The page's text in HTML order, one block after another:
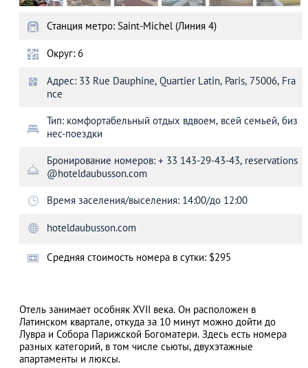
Станция метро: Saint-Michel (Линия 4)
Округ: 6
Адрес: 33 Rue Dauphine, Quartier Latin, Paris, 75006, Fra
nce
Тип: комфортабельный отдых вдвоем, всей семьей, биз
нес-поездки
Бронирование номеров: + 33 143-29-43-43, reservations
@hoteldaubusson.com
Время заселения/выселения: 14:00/до 12:00
hoteldaubusson.com
Cредняя стоимость номера в сутки: $295
Отель занимает особняк XVII века. Он расположен в
Латинском квартале, откуда за 10 минут можно дойти до
Лувра и Собора Парижской Богоматери. Здесь есть номера
разных категорий, в том числе сьюты, двухэтажные
апартаменты и люксы.